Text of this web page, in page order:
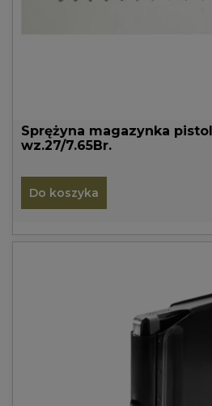
Sprężyna magazynka
wz.27/7.65Br.
Do koszyka